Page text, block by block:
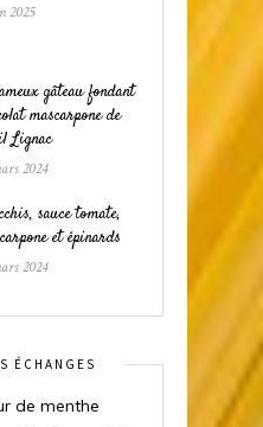
2025
gâteau fondant
mascarpone de
Lignac
2024
sauce tomate,
et épinards
2024
ÉCHANGES
de menthe